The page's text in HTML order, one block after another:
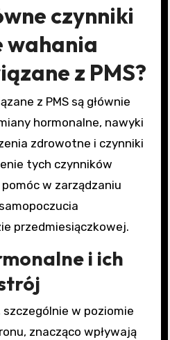
czynniki
wahania
z PMS?
z PMS są głównie
hormonalne, nawyki
zdrowotne i czynniki
tych czynników
w zarządzaniu
przedmiesiączkowej.
i ich
szczególnie w poziomie
znacząco wpływają